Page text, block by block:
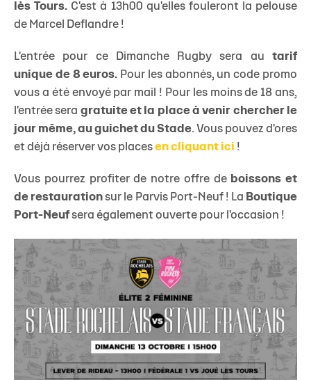
lès Tours. C'est à 13h00 qu'elles fouleront la pelouse
de Marcel Deflandre !
L'entrée pour ce Dimanche Rugby sera au tarif
unique de 8 euros. Pour les abonnés, un code promo
vous a été envoyé par mail ! Pour les moins de 18 ans,
l'entrée sera gratuite et la place à venir chercher le
jour même, au guichet du Stade. Vous pouvez d'ores
et déjà réserver vos places en cliquant ici !
Vous pourrez profiter de notre offre de boissons et
de restauration sur le Parvis Port-Neuf ! La Boutique
Port-Neufsera également ouverte pour l'occasion !